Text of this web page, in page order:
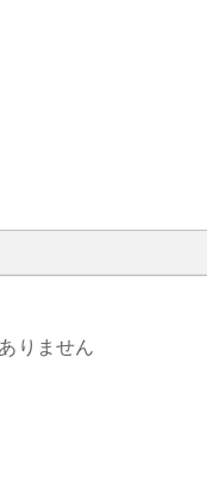
りません